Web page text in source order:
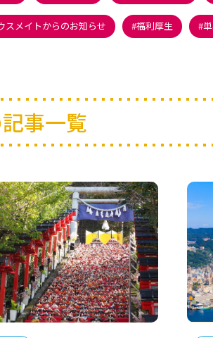
スメイトからのお知らせ 福利厚生
事一覧